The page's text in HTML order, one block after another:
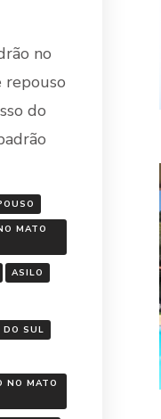
no
repouso
do
MATO
ASILO
DO SUL
NO MATO